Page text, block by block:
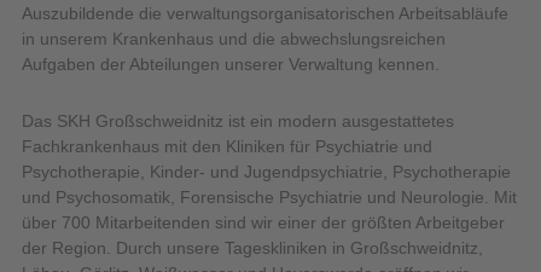
Auszubildende die verwaltungsorganisatorischen Arbeitsabläufe
in unserem Krankenhaus und die abwechslungsreichen
Aufgaben der Abteilungen unserer Verwaltung kennen.
Das SKH Großschweidnitz ist ein modern ausgestattetes
Fachkrankenhaus mit den Kliniken für Psychiatrie und
Psychotherapie, Kinder- und Jugendpsychiatrie, Psychotherapie
und Psychosomatik, Forensische Psychiatrie und Neurologie. Mit
über 700 Mitarbeitenden sind wir einer der größten Arbeitgeber
der Region. Durch unsere Tageskliniken in Großschweidnitz,